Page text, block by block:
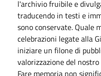
l'archivio fruibile e
traducendo in testi e
sono conservate. Quale
celebrazioni legate alla
iniziare un filone di
valorizzazione del
Fare memoria non